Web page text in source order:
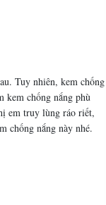
Tuy nhiên, kem chống
kem chống nắng phù
em truy lùng ráo riết,
chống nắng này nhé.